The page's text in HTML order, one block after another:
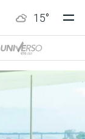
15°